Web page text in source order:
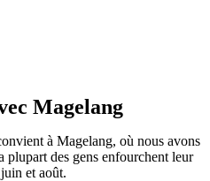
Magelang
à Magelang, où nous avons
plupart des gens enfourchent leur
et août.